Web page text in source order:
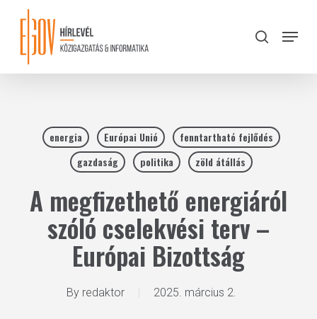
content
search
Menu
energia Európai Unió
fenntartható fejlődés
gazdaság
politika zöld átállás
A megfizethető energiáról
szóló cselekvési terv –
Európai Bizottság
By redaktor 2025. március 2.
Close